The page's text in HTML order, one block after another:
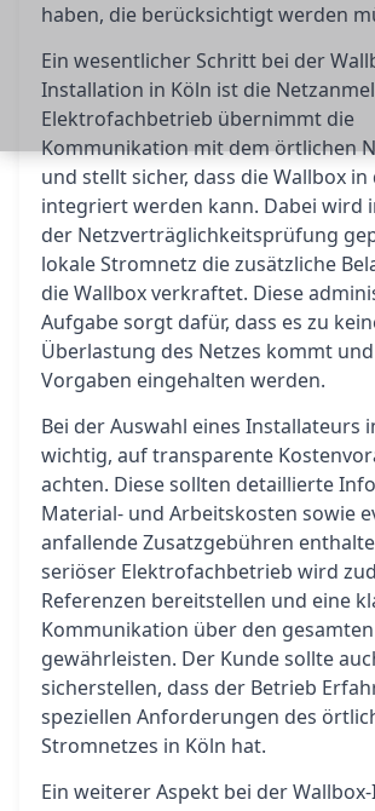
haben, die berücksichtigt werden
Ein wesentlicher Schritt bei der
Installation in Köln ist die
Elektrofachbetrieb übernimmt die
Kommunikation mit dem örtlichen
und stellt sicher, dass die Wallbox in
integriert werden kann. Dabei wird
der Netzverträglichkeitsprüfung
lokale Stromnetz die zusätzliche
die Wallbox verkraftet. Diese
Aufgabe sorgt dafür, dass es zu
Überlastung des Netzes kommt
Vorgaben eingehalten werden.
Bei der Auswahl eines Installateurs
wichtig, auf transparente
achten. Diese sollten detaillierte
Material- und Arbeitskosten sowie
anfallende Zusatzgebühren
seriöser Elektrofachbetrieb wird
Referenzen bereitstellen und eine
Kommunikation über den
gewährleisten. Der Kunde sollte
sicherstellen, dass der Betrieb
speziellen Anforderungen des
Stromnetzes in Köln hat.
Ein weiterer Aspekt bei der